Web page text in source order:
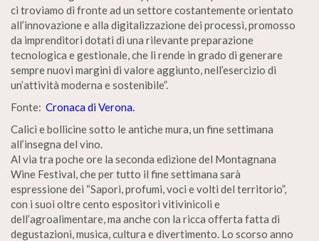
ci troviamo di fronte ad un settore costantemente orientato
all’innovazione e alla digitalizzazione dei processi, promosso
da imprenditori dotati di una rilevante preparazione
tecnologica e gestionale, che li rende in grado di generare
sempre nuovi margini di valore aggiunto, nell’esercizio di
un’attività moderna e sostenibile”.
Fonte: Cronaca di Verona.
Calici e bollicine sotto le antiche mura, un fine settimana
all’insegna del vino.
Al via tra poche ore la seconda edizione del Montagnana
Wine Festival, che per tutto il fine settimana sarà
espressione dei “Sapori, profumi, voci e volti del territorio”,
con i suoi oltre cento espositori vitivinicoli e
dell’agroalimentare, ma anche con la ricca offerta fatta di
degustazioni, musica, cultura e divertimento. Lo scorso anno